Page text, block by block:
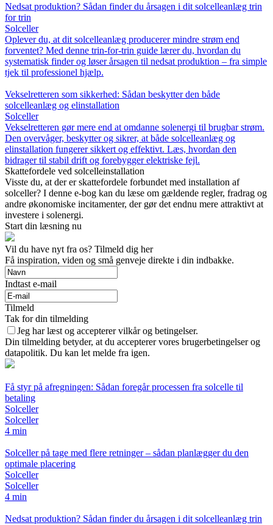
Nedsat produktion? Sådan finder du årsagen i dit solcelleanlæg trin
for trin
Solceller
Oplever du, at dit solcelleanlæg producerer mindre strøm end
forventet? Med denne trin-for-trin guide lærer du, hvordan du
systematisk finder og løser årsagen til nedsat produktion – fra simple
tjek til professionel hjælp.
Vekselretteren som sikkerhed: Sådan beskytter den både
solcelleanlæg og elinstallation
Solceller
Vekselretteren gør mere end at omdanne solenergi til brugbar strøm.
Den overvåger, beskytter og sikrer, at både solcelleanlæg og
elinstallation fungerer sikkert og effektivt. Læs, hvordan den
bidrager til stabil drift og forebygger elektriske fejl.
Skattefordele ved solcelleinstallation
Visste du, at der er skattefordele forbundet med installation af
solceller? I denne e-bog kan du læse om gældende regler, fradrag og
andre økonomiske incitamenter, der gør det endnu mere attraktivt at
investere i solenergi.
Start din læsning nu
Vil du have nyt fra os? Tilmeld dig her
Få inspiration, viden og små genveje direkte i din indbakke.
Indtast e-mail
Tilmeld
Tak for din tilmelding
Jeg har læst og accepterer vilkår og betingelser.
Din tilmelding betyder, at du accepterer vores brugerbetingelser og
datapolitik. Du kan let melde fra igen.
Få styr på afregningen: Sådan foregår processen fra solcelle til
betaling
Solceller
Solceller
4 min
Solceller på tage med flere retninger – sådan planlægger du den
optimale placering
Solceller
Solceller
4 min
Nedsat produktion? Sådan finder du årsagen i dit solcelleanlæg trin